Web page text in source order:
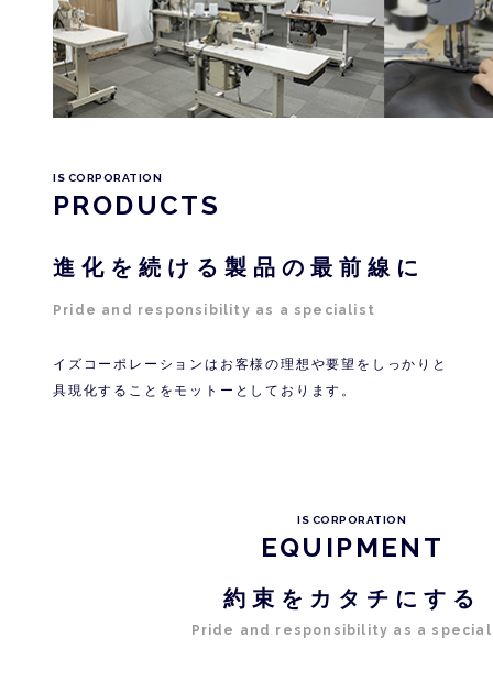
IS CORPORATION
PRODUCTS
進化を続ける製品の最前線に
Pride and responsibility as a specialist
イズコーポレーションはお客様の理想や要望をしっかりと
具現化することをモットーとしております。
IS CORPORATION
EQUIPMENT
約束をカタチにする
Pride and responsibility as a